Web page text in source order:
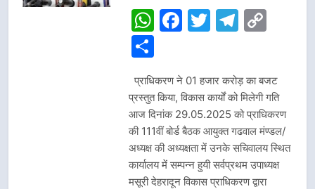
WhatsApp
Facebook
Twitter
Share
प्राधिकरण ने 01 हजार करोड़ का बजट
प्रस्तुत किया, विकास कार्यों को मिलेगी गति
आज दिनांक 29.05.2025 को प्राधिकरण
की 111वीं बोर्ड बैठक आयुक्त गढवाल मंण्डल/
अध्यक्ष की अध्यक्षता में उनके सचिवालय स्थित
कार्यालय में सम्पन्न हुयी सर्वप्रथम उपाध्यक्ष
मसूरी देहरादून विकास प्राधिकरण द्वारा